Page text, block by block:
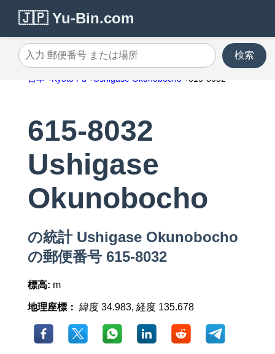
🇯🇵 Yu-Bin.com
入力 郵便番号 または場所
検索
日本 Kyoto Fu Ushigase Okunobocho 615-8032
615-8032
Ushigase
Okunobocho
の統計 Ushigase Okunobocho
の郵便番号 615-8032
標高: m
地理座標： 緯度 34.983, 経度 135.678